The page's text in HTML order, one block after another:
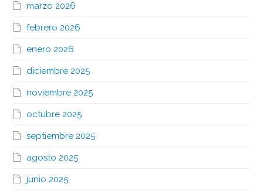
marzo 2026
febrero 2026
enero 2026
diciembre 2025
noviembre 2025
octubre 2025
septiembre 2025
agosto 2025
junio 2025